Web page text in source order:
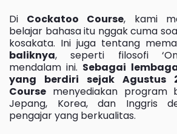
Di Cockatoo Course, kami
belajar bahasa itu nggak cuma
kosakata. Ini juga tentang
baliknya, seperti filosofi
mendalam ini. Sebagai
yang berdiri sejak Agustus
Course menyediakan program
Jepang, Korea, dan Inggris
pengajar yang berkualitas.